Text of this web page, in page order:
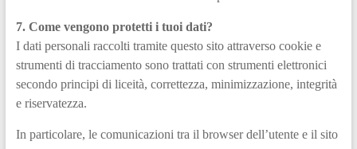
7. Come vengono protetti i tuoi dati?
I dati personali raccolti tramite questo sito attraverso cookie e
strumenti di tracciamento sono trattati con strumenti elettronici
secondo principi di liceità, correttezza, minimizzazione, integrità
e riservatezza.
In particolare, le comunicazioni tra il browser dell’utente e il sito